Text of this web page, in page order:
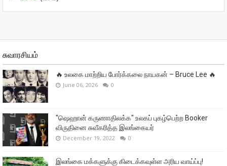
சுவாரசியம்
🔥 உலகை மாற்றிய போர்க்கலை நாயகன் – Bruce Lee 🔥
June 06, 2026 0
"ஷெஹான் கருணாதிலக்க" உலகப் புகழ்பெற்ற Booker
விருதினை சுவீகரித்த இலங்கையர்
December 19, 2022 0
இலங்கை மக்களுக்கு கிடைக்கவுள்ள அரிய வாய்ப்பு!